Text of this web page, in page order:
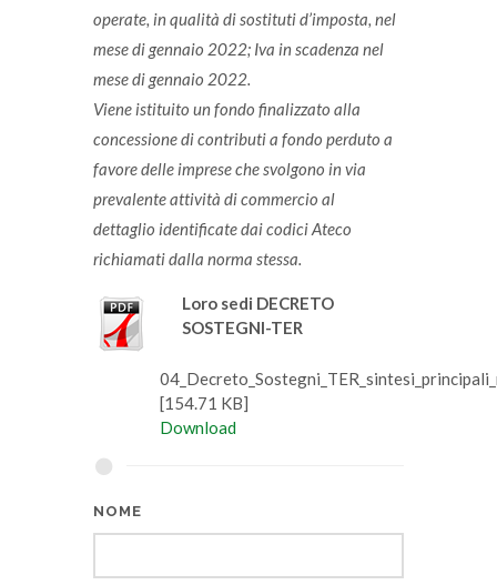
operate, in qualità di sostituti d’imposta, nel
mese di gennaio 2022; Iva in scadenza nel
mese di gennaio 2022.
Viene istituito un fondo finalizzato alla
concessione di contributi a fondo perduto a
favore delle imprese che svolgono in via
prevalente attività di commercio al
dettaglio identificate dai codici Ateco
richiamati dalla norma stessa.
Loro sedi DECRETO
SOSTEGNI-TER
[154.71 KB]
Download
NOME